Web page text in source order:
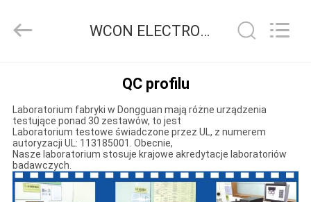
PRODUKTY
O
NAS
WCON ELECTRONICS ( GUANGDONG) CO., LTD Kontrola jakości
QC profilu
Laboratorium fabryki w Dongguan mają różne urządzenia
testujące ponad 30 zestawów, to jest
Laboratorium testowe świadczone przez UL, z numerem
autoryzacji UL: 113185001. Obecnie,
Nasze laboratorium stosuje krajowe akredytacje laboratoriów
badawczych.